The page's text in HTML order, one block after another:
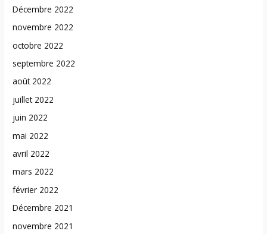
Décembre 2022
novembre 2022
octobre 2022
septembre 2022
août 2022
juillet 2022
juin 2022
mai 2022
avril 2022
mars 2022
février 2022
Décembre 2021
novembre 2021